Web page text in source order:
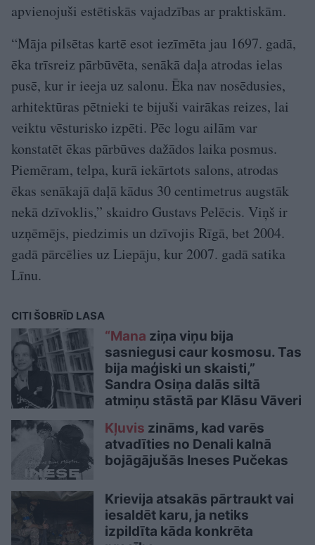
apvienojuši estētiskās vajadzības ar praktiskām.
“Māja pilsētas kartē esot iezīmēta jau 1697. gadā,
ēka trīsreiz pārbūvēta, senākā daļa atrodas ielas
pusē, kur ir ieeja uz salonu. Ēka nav nosēdusies,
arhitektūras pētnieki te bijuši vairākas reizes, lai
veiktu vēsturisko izpēti. Pēc logu ailām var
konstatēt ēkas pārbūves dažādos laika posmus.
Piemēram, telpa, kurā iekārtots salons, atrodas
ēkas senākajā daļā kādus 30 centimetrus augstāk
nekā dzīvoklis,” skaidro Gustavs Pelēcis. Viņš ir
uzņēmējs, piedzimis un dzīvojis Rīgā, bet 2004.
gadā pārcēlies uz Liepāju, kur 2007. gadā satika
Līnu.
CITI ŠOBRĪD LASA
“Mana ziņa viņu bija
sasniegusi caur kosmosu. Tas
bija maģiski un skaisti,”
Sandra Osiņa dalās siltā
atmiņu stāstā par Klāsu Vāveri
Kļuvis zināms, kad varēs
atvadīties no Denali kalnā
bojāgājušās Ineses Pučekas
Krievija atsakās pārtraukt vai
iesaldēt karu, ja netiks
izpildīta kāda konkrēta